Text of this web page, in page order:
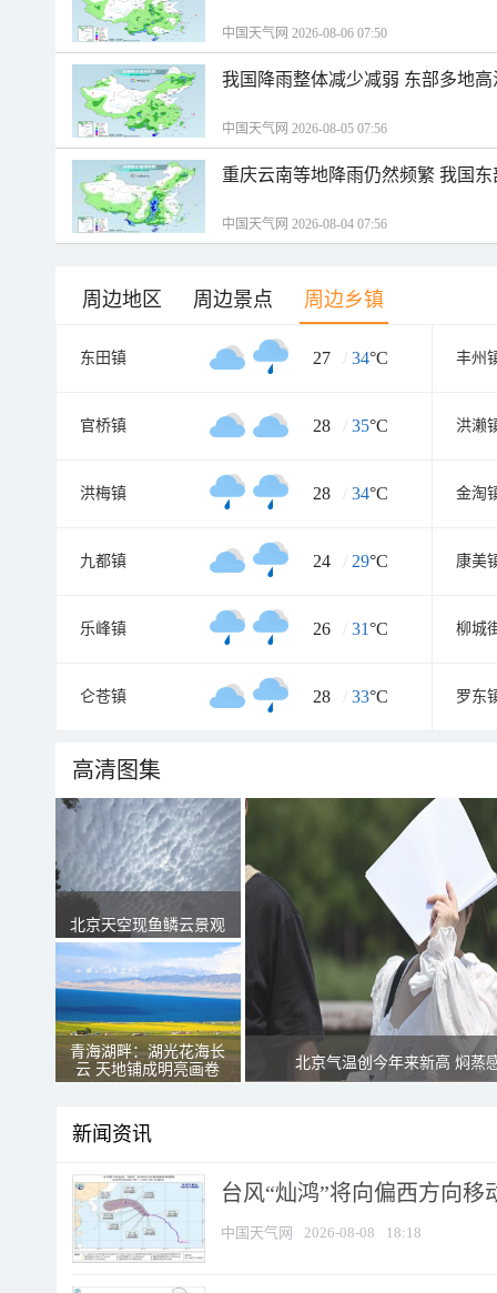
中国天气网 2026-08-06 07:50
我国降雨整体减少减弱 东部多地
中国天气网 2026-08-05 07:56
重庆云南等地降雨仍然频繁 我国
中国天气网 2026-08-04 07:56
周边地区 周边景点 周边乡镇
东田镇 27 / 34°C 丰州
官桥镇 28 / 35°C 洪濑
洪梅镇 28 / 34°C 金淘
九都镇 24 / 29°C 康美
乐峰镇 26 / 31°C 柳城
仑苍镇 28 / 33°C 罗东
高清图集
北京天空现鱼鳞云景观
青海湖畔：湖光花海长
云 天地铺成明亮画卷
北京气温创今年来新高 焖蒸
新闻资讯
台风“灿鸿”将向偏西方向移
中国天气网 2026-08-08 18:18